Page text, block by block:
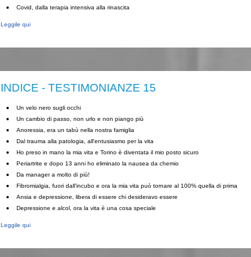
Covid, dalla terapia intensiva alla rinascita
Leggile qui
INDICE - TESTIMONIANZE 15
Un velo nero sugli occhi
Un cambio di passo, non urlo e non piango più
Anoressia, era un tabù nella nostra famiglia
Dal trauma alla patologia, all'entusiasmo per la vita
Ho preso in mano la mia vita e Torino è diventata il mio posto sicuro
Periartrite e dopo 13 anni ho eliminato la nausea da chemio
Da manager a molto di più!
Fibromialgia, fuori dall'incubo e ora la mia vita può tornare al 100% quella di prima
Ansia e depressione, libera di essere chi desideravo essere
Depressione e alcol, ora la vita è una cosa speciale
Leggile qui